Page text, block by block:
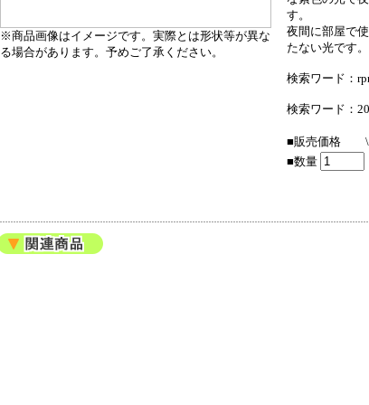
※商品画像はイメージです。実際とは形状等が異な
る場合があります。予めご了承ください。
す。
夜間に部屋で
たない光です。
検索ワード：
検索ワード：
■販売価格
■数量